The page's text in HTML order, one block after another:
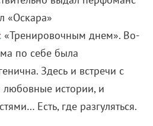
«Оскара»
«Тренировочным днем». Во-
по себе была
Здесь и встречи с
истории, и
Есть, где разгуляться.